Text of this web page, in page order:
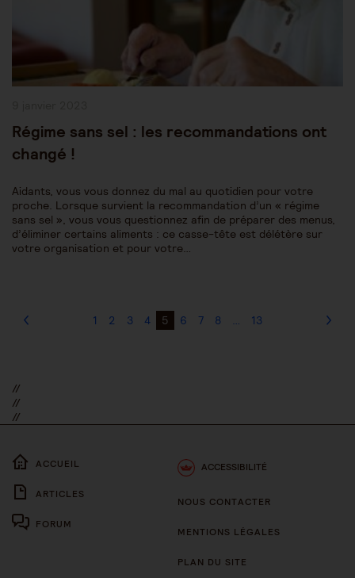
Régime sans sel : les recommandations ont
changé !
Aidants, vous vous donnez du mal au quotidien pour votre
proche. Lorsque survient la recommandation d’un « régime
sans sel », vous vous questionnez afin de préparer des menus,
d’éliminer certains aliments : ce casse-tête est délétère sur
votre organisation et pour votre…
1 2 3 4 5 6 7 8 … 13
//
//
//
ACCUEIL
ARTICLES
FORUM
ACCESSIBILITÉ
NOUS CONTACTER
MENTIONS LÉGALES
PLAN DU SITE